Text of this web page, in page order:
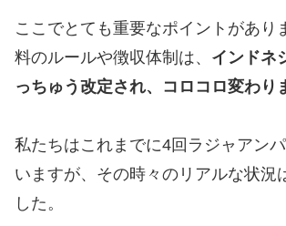
ここでとても重要なポイントがあり
料のルールや徴収体制は、 インドネ
っちゅう改定され、コロコロ変わり
私たちはこれまでに4回ラジャアン
いますが、その時々のリアルな状況
した。